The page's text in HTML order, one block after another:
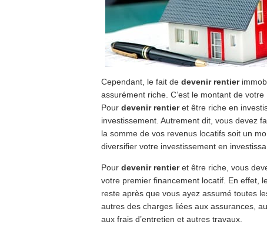
Cependant, le fait de devenir rentier
assurément riche. C’est le montant de
Pour devenir rentieret être riche en
investissement. Autrement dit, vous devez
la somme de vos revenus locatifs soit un
diversifier votre investissement en
Pour devenir rentieret être riche, vous
votre premier financement locatif. En effet,
reste après que vous ayez assumé toutes
autres des charges liées aux assurances,
aux frais d’entretien et autres travaux.